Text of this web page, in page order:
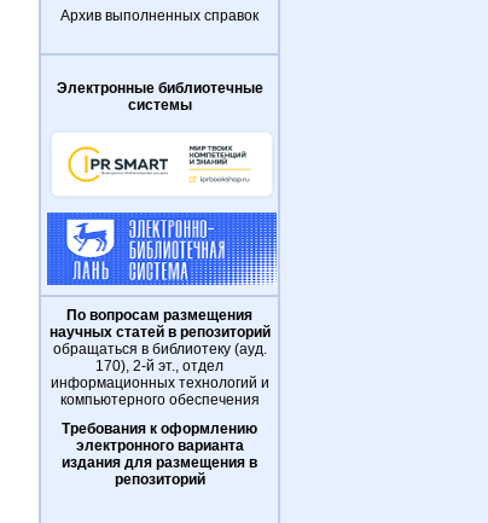
Архив выполненных справок
Электронные библиотечные
системы
По вопросам размещения
научных статей в репозиторий
обращаться в библиотеку (ауд.
170), 2-й эт., отдел
информационных технологий и
компьютерного обеспечения
Требования к оформлению
электронного варианта
издания для размещения в
репозиторий